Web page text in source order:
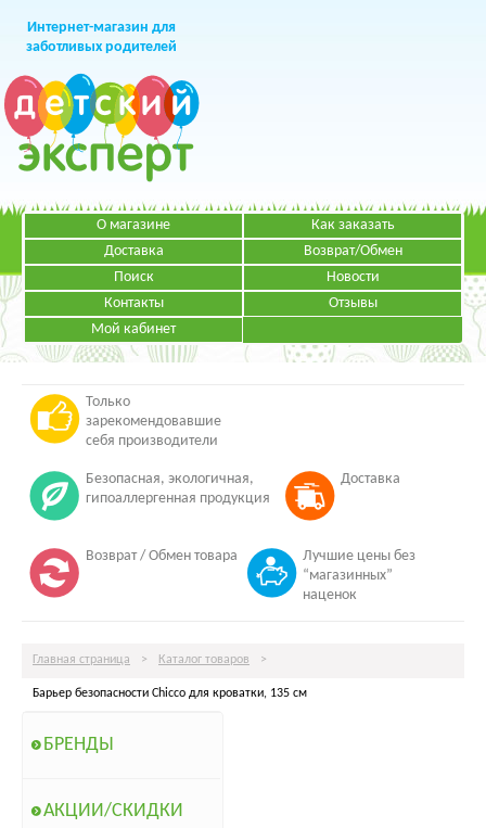
Интернет-магазин для
заботливых родителей
+7 (499)391-49-83Телефон в Москве
Режим работы:
Пн-Пт: с 09.00 до 19.00
НАПИСАТЬ ПИСЬМО
О магазине
Как заказать
Доставка
Возврат/Обмен
Поиск
Новости
Контакты
Отзывы
Мой кабинет
Только
зарекомендовавшие
себя производители
Безопасная, экологичная,
гипоаллергенная продукция
Доставка
Возврат / Обмен товара
Лучшие цены без
“магазинных”
наценок
Главная страница > Каталог товаров >
Барьер безопасности Chicco для кроватки, 135 см
БРЕНДЫ
АКЦИИ/СКИДКИ